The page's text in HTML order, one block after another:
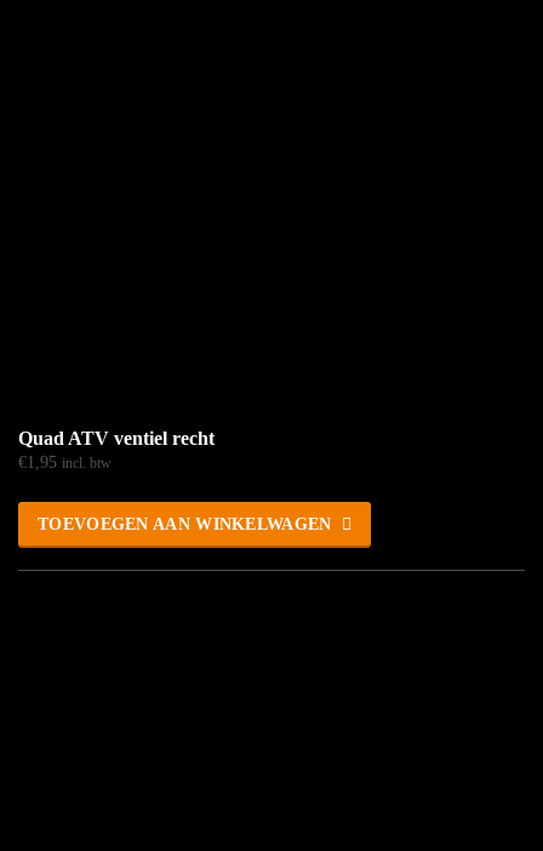
Quad ATV ventiel recht
€1,95 incl. btw
TOEVOEGEN AAN WINKELWAGEN